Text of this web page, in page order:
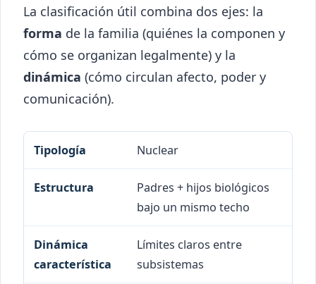
La clasificación útil combina dos ejes: la
forma de la familia (quiénes la componen y
cómo se organizan legalmente) y la
dinámica (cómo circulan afecto, poder y
comunicación).
Tipología Estructura
Nuclear
Padres + hijos biológicos
bajo un mismo techo
Límites claros entre
subsistemas